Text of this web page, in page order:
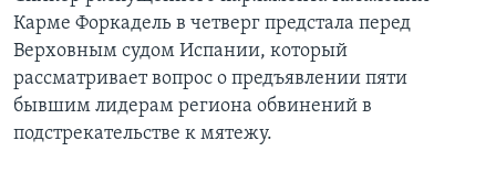
Карме Форкадель в четверг предстала перед
Верховным судом Испании, который
рассматривает вопрос о предъявлении пяти
бывшим лидерам региона обвинений в
подстрекательстве к мятежу.